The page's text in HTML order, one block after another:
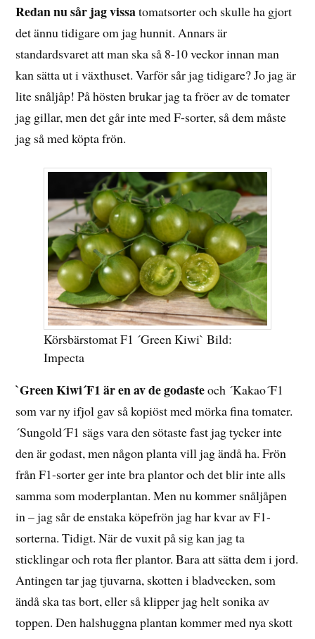
2019
Redan nu sår jag vissatomatsorter och skulle ha gjort
det ännu tidigare om jag hunnit. Annars är
standardsvaret att man ska så 8-10 veckor innan man
kan sätta ut i växthuset. Varför sår jag tidigare? Jo jag är
lite snåljåp! På hösten brukar jag ta fröer av de tomater
jag gillar, men det går inte med F-sorter, så dem måste
jag så med köpta frön.
Körsbärstomat F1 ´Green Kiwi` Bild:
Impecta
`Green Kiwi´F1 är en av de godasteoch ´Kakao´F1
som var ny ifjol gav så kopiöst med mörka fina tomater.
´Sungold´F1 sägs vara den sötaste fast jag tycker inte
den är godast, men någon planta vill jag ändå ha. Frön
från F1-sorter ger inte bra plantor och det blir inte alls
samma som moderplantan. Men nu kommer snåljåpen
in – jag sår de enstaka köpefrön jag har kvar av F1-
sorterna. Tidigt. När de vuxit på sig kan jag ta
sticklingar och rota fler plantor. Bara att sätta dem i jord.
Antingen tar jag tjuvarna, skotten i bladvecken, som
ändå ska tas bort, eller så klipper jag helt sonika av
toppen. Den halshuggna plantan kommer med nya skott